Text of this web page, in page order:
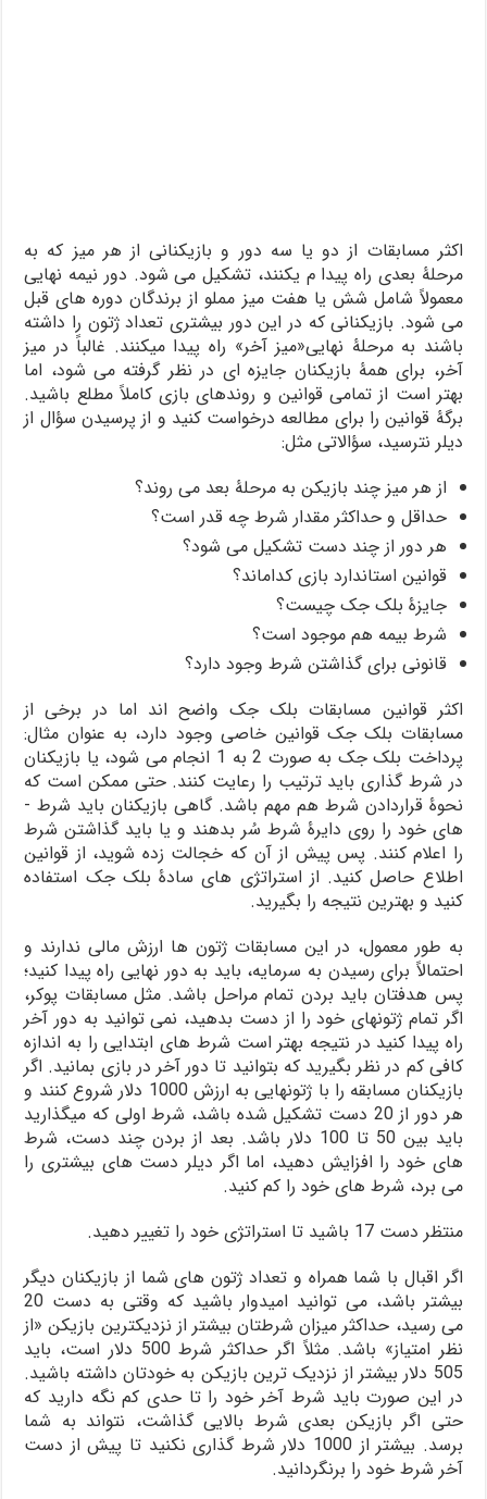
اکثر مسابقات از دو یا سه دور و بازیکنانی از هر میز که به
مرحلۀ بعدی راه پیدا م ی­کنند، تشکیل می­ شود. دور نیمه ­نهایی
معمولاً شامل شش یا هفت میز مملو از برندگان دوره های قبل
می­ شود. بازیکنانی که در این دور بیشتری تعداد ژتون را داشته
باشند به مرحلۀ نهایی«میز آخر» راه پیدا می­کنند. غالباً در میز
آخر، برای همۀ بازیکنان جایزه ­ای در نظر گرفته می­ شود، اما
بهتر است از تمامی قوانین و روندهای بازی کاملاً مطلع باشید.
برگۀ قوانین را برای مطالعه درخواست کنید و از پرسیدن سؤال از
دیلر نترسید، سؤالاتی مثل:
از هر میز چند بازیکن به مرحلۀ بعد می­ روند؟
حداقل و حداکثر مقدار شرط چه ­قدر است؟
هر دور از چند دست تشکیل می­ شود؟
قوانین استاندارد بازی کدام­اند؟
جایزۀ بلک ­جک چیست؟
شرط بیمه هم موجود است؟
قانونی برای گذاشتن شرط وجود دارد؟
اکثر قوانین مسابقات بلک ­جک واضح ­اند اما در برخی از
مسابقات بلک ­جک قوانین خاصی وجود دارد، به عنوان مثال:
پرداخت بلک­ جک به صورت 2 به 1 انجام می­ شود، یا بازیکنان
در شرط گذاری باید ترتیب را رعایت کنند. حتی ممکن است که
نحوۀ قراردادن شرط هم مهم باشد. گاهی بازیکنان باید شرط ­
های خود را روی دایرۀ شرط سُر بدهند و یا باید گذاشتن شرط
را اعلام کنند. پس پیش از آن که خجالت زده شوید، از قوانین
اطلاع حاصل کنید. از استراتژی­ های سادۀ بلک ­جک استفاده
کنید و بهترین نتیجه را بگیرید.
به طور معمول، در این مسابقات ژتون ­ها ارزش مالی ندارند و
احتمالاً برای رسیدن به سرمایه، باید به دور نهایی راه پیدا کنید؛
پس هدف­تان باید بردن تمام مراحل باشد. مثل مسابقات پوکر،
اگر تمام ژتون­های خود را از دست بدهید، نمی­ توانید به دور آخر
راه پیدا کنید در نتیجه بهتر است شرط ­های ابتدایی را به اندازه
کافی کم در نظر بگیرید که بتوانید تا دور آخر در بازی بمانید. اگر
بازیکنان مسابقه را با ژتون­هایی به ارزش 1000 دلار شروع کنند و
هر دور از 20 دست تشکیل شده باشد، شرط اولی که می­گذارید
باید بین 50 تا 100 دلار باشد. بعد از بردن چند دست، شرط
های خود را افزایش دهید، اما اگر دیلر دست ­های بیشتری را
می­ برد، شرط ­های خود را کم کنید.
منتظر دست 17 باشید تا استراتژی خود را تغییر دهید.
اگر اقبال با شما همراه و تعداد ژتون­ های شما از بازیکنان دیگر
بیشتر باشد، می­ توانید امیدوار باشید که وقتی به دست 20
می­ رسید، حداکثر میزان شرط­تان بیشتر از نزدیک­ترین بازیکن «از
نظر امتیاز» باشد. مثلاً اگر حداکثر شرط 500 دلار است، باید
505 دلار بیشتر از نزدیک ­ترین بازیکن به خودتان داشته باشید.
در این صورت باید شرط آخر خود را تا حدی کم نگه دارید که
حتی اگر بازیکن بعدی شرط بالایی گذاشت، نتواند به شما
برسد. بیشتر از 1000 دلار شرط گذاری نکنید تا پیش از دست
آخر شرط خود را برنگردانید.